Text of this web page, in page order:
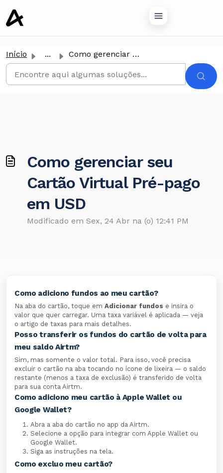
principal
Início ... Como gerenciar seu Cartão Virtual Pré-pago em USD
Como gerenciar seu
Cartão Virtual Pré-pago
em USD
Modificado em Sex, 24 Abr na (o) 12:41 PM
Como adiciono fundos ao meu cartão?
Na aba do cartão, toque em Adicionar fundos e insira o
valor que quer carregar. Uma taxa variável é aplicada — veja
o artigo de taxas para mais detalhes.
Posso transferir os fundos do cartão de volta para
meu saldo Airtm?
Sim, mas somente o valor total. Para isso, você precisa
excluir o cartão na aba tocando no ícone de lixeira — o saldo
restante (menos a taxa de exclusão) é transferido de volta
para sua conta Airtm.
Como adiciono meu cartão à Apple Wallet ou
Google Wallet?
Abra a aba do cartão no app da Airtm.
Selecione a opção para integrar com Apple Wallet ou
Google Wallet.
Siga as instruções na tela.
Como excluo meu cartão?